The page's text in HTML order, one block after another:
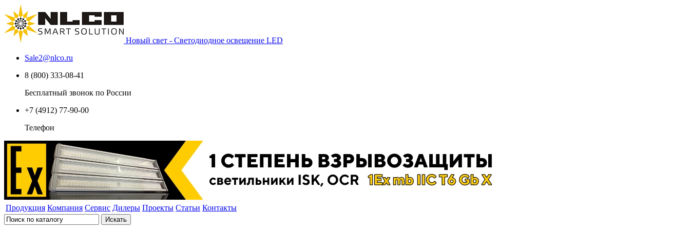
Новый свет - Светодиодное освещение LED
Sale2@nlco.ru
8 (800) 333-08-41
Бесплатный звонок по России
+7 (4912) 77-90-00
Телефон
Продукция Компания Сервис Дилеры Проекты Статьи Контакты